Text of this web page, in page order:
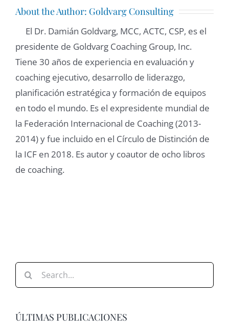
About the Author: Goldvarg Consulting
El Dr. Damián Goldvarg, MCC, ACTC, CSP, es el
presidente de Goldvarg Coaching Group, Inc.
Tiene 30 años de experiencia en evaluación y
coaching ejecutivo, desarrollo de liderazgo,
planificación estratégica y formación de equipos
en todo el mundo. Es el expresidente mundial de
la Federación Internacional de Coaching (2013-
2014) y fue incluido en el Círculo de Distinción de
la ICF en 2018. Es autor y coautor de ocho libros
de coaching.
Search
for:
ÚLTIMAS PUBLICACIONES